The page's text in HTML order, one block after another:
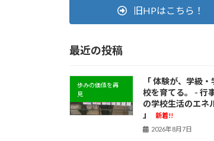
旧HPはこちら！
最近の投稿
歩みの価値を再
見
「 体験が、学級
校を育てる。 - 行
の学校生活のエネ
」
新着!!
2026年8月7日